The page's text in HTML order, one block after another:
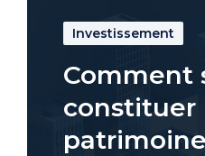
Investissement
Comment
constituer
patrimoine